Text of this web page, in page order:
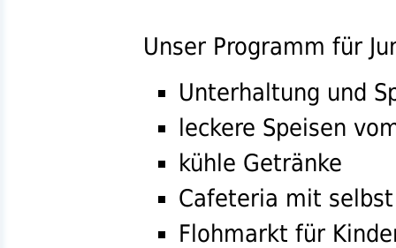
Unser Programm für
Unterhaltung und
leckere Speisen
kühle Getränke
Cafeteria mit
Flohmarkt für